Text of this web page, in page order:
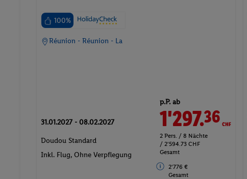
100%
Réunion - Réunion - La
31.01.2027 - 08.02.2027
Doudou Standard
Inkl. Flug, Ohne Verpflegung
p.P. ab
1'297.36CHF
2 Pers. / 8 Nächte
/ 2'594.73 CHF
Gesamt
2'776 €
Gesamt